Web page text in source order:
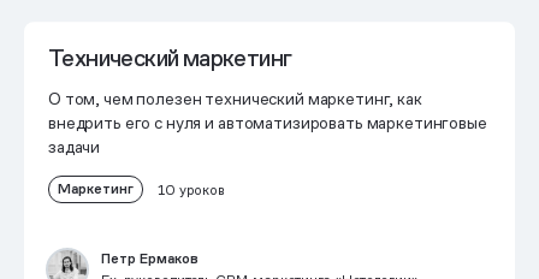
Технический маркетинг
О том, чем полезен технический маркетинг, как
внедрить его с нуля и автоматизировать маркетинговые
задачи
Маркетинг 10 уроков
Петр Ермаков